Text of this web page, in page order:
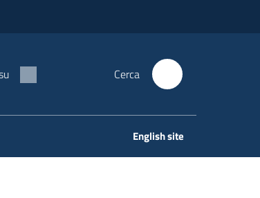
Cerca
English site